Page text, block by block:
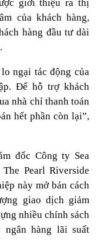
giới thiệu ra thị
của khách hàng,
hàng đầu tư dài
ngại tác động của
Để hỗ trợ khách
nhà chỉ thanh toán
hết phần còn lại”,
đốc Công ty Sea
Pearl Riverside
này mở bán cách
giao dịch giảm
nhiều chính sách
hàng lãi suất